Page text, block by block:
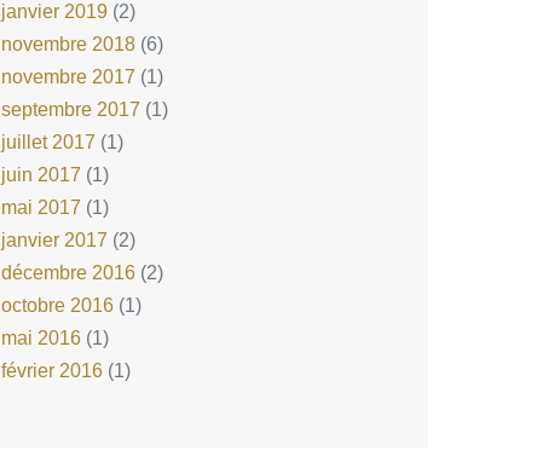
janvier 2019(2)
novembre 2018(6)
novembre 2017 (1)
septembre 2017 (1)
juillet 2017 (1)
juin 2017 (1)
mai 2017 (1)
janvier 2017 (2)
décembre 2016(2)
octobre 2016(1)
mai 2016(1)
février 2016(1)